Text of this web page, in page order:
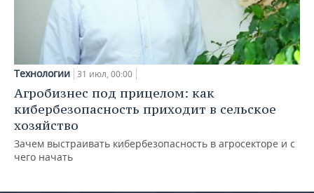
Технологии 31 июл, 00:00
Агробизнес под прицелом: как
кибербезопасность приходит в сельское
хозяйство
Зачем выстраивать кибербезопасность в агросекторе и с
чего начать